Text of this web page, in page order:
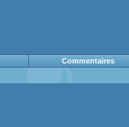
Commentaires